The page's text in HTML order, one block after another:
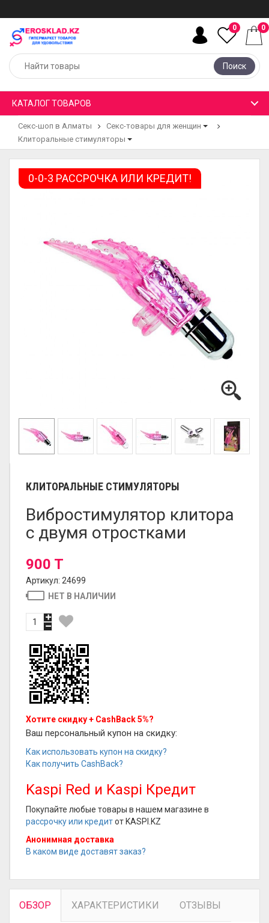
Поиск
0 0
КАТАЛОГ ТОВАРОВ
Секс-шоп в Алматы
Секс-товары для женщин
Клиторальные стимуляторы
0-0-3 РАССРОЧКА ИЛИ КРЕДИТ!
КЛИТОРАЛЬНЫЕ СТИМУЛЯТОРЫ
Вибростимулятор клитора
с двумя отростками
900 T
Артикул: 24699
НЕТ В НАЛИЧИИ
Хотите скидку + CashBack 5%?
Ваш персональный купон на скидку:
Как использовать купон на скидку?
Как получить CashBack?
Kaspi Red и Kaspi Кредит
Покупайте любые товары в нашем магазине в
рассрочку или кредитот KASPI.KZ
Анонимная доставка
В каком виде доставят заказ?
ОБЗОР ХАРАКТЕРИСТИКИ ОТЗЫВЫ